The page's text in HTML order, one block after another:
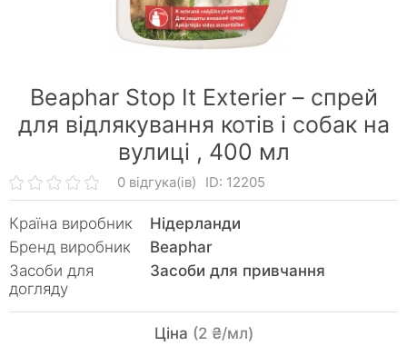
Beaphar Stop It Exterier – спрей
для відлякування котів і собак на
вулиці , 400 мл
0 відгука(ів) ID: 12205
Країна виробник
Нідерланди
Бренд виробник
Beaphar
Засоби для
догляду
Засоби для привчання
Ціна (2 ₴/мл)